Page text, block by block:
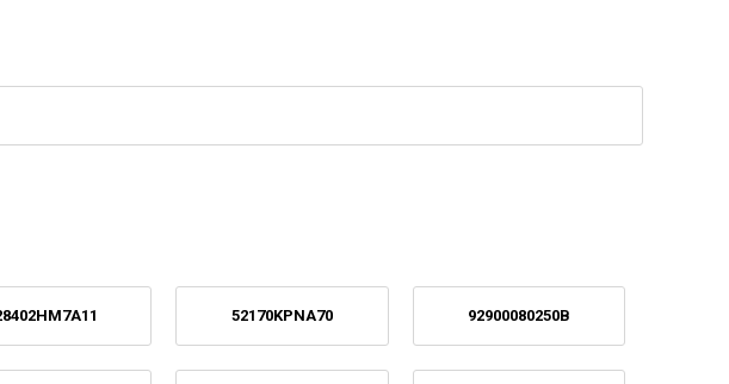
52170KPNA70 92900080250B